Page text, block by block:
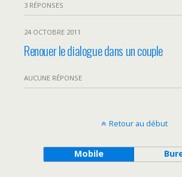
3 RÉPONSES
24 OCTOBRE 2011
Renouer le dialogue dans un couple
AUCUNE RÉPONSE
Retour au début
Mobile